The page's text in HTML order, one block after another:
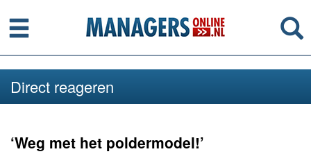
Menu
Direct reageren
‘Weg met het poldermodel!’